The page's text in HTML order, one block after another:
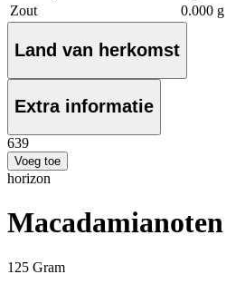
Zout
0.000 g
Land van herkomst
Extra informatie
639
Voeg toe
horizon
Macadamianoten
125 Gram